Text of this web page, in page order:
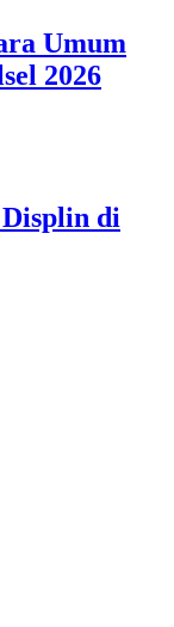
Umum
2026
di